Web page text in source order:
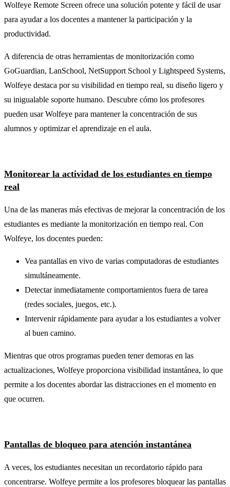
Wolfeye Remote Screen ofrece una solución potente y fácil de usar
para ayudar a los docentes a mantener la participación y la
productividad.
A diferencia de otras herramientas de monitorización como
GoGuardian, LanSchool, NetSupport School y Lightspeed Systems,
Wolfeye destaca por su visibilidad en tiempo real, su diseño ligero y
su inigualable soporte humano. Descubre cómo los profesores
pueden usar Wolfeye para mantener la concentración de sus
alumnos y optimizar el aprendizaje en el aula.
Monitorear la actividad de los estudiantes en tiempo
real
Una de las maneras más efectivas de mejorar la concentración de los
estudiantes es mediante la monitorización en tiempo real. Con
Wolfeye, los docentes pueden:
Vea pantallas en vivo de varias computadoras de estudiantes
simultáneamente.
Detectar inmediatamente comportamientos fuera de tarea
(redes sociales, juegos, etc.).
Intervenir rápidamente para ayudar a los estudiantes a volver
al buen camino.
Mientras que otros programas pueden tener demoras en las
actualizaciones, Wolfeye proporciona visibilidad instantánea, lo que
permite a los docentes abordar las distracciones en el momento en
que ocurren.
Pantallas de bloqueo para atención instantánea
A veces, los estudiantes necesitan un recordatorio rápido para
concentrarse. Wolfeye permite a los profesores bloquear las pantallas